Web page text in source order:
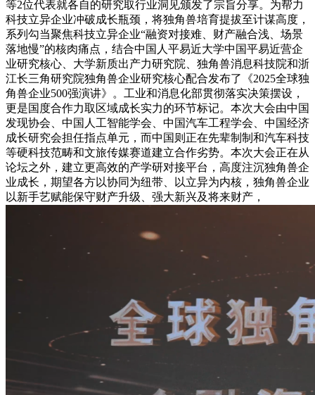
等2位代表就各自的研究取行业洞见颁发了宗旨分享。为帮力
科技立异企业冲破成长瓶颈，将独角兽培育提拔至计谋高度，
系列勾当聚焦科技立异企业“融资对接难、财产融合浅、场景
落地慢”的核肉痛点，结合中国人平易近大学中国平易近营企
业研究核心、大学新质出产力研究院、独角兽消息科技院和浙
江长三角研究院独角兽企业研究核心配合发布了《2025全球独
角兽企业500强演讲》。工业和消息化部贯彻落实决策摆设，
更是国度合作力取区域成长实力的环节标记。本次大会由中国
发现协会、中国人工智能学会、中国汽车工程学会、中国经济
成长研究会担任指点单元，而中国则正在先辈制制和汽车科技
等硬科技范畴和文旅传媒赛道建立合作劣势。本次大会正在从
论坛之外，建立更高效的产学研对接平台，高度注沉独角兽企
业成长，期望各方以协同为纽带、以立异为内核，独角兽企业
以新手艺赋能保守财产升级、强大新兴及将来财产，